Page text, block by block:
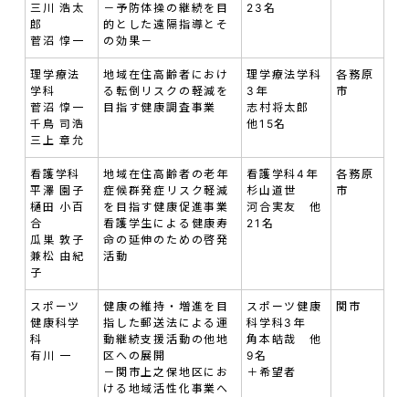
三川 浩太
郎
菅沼 惇一
－予防体操の継続を目
的とした遠隔指導とそ
の効果－
23名
理学療法
学科
菅沼 惇一
千鳥 司浩
三上 章允
地域在住高齢者におけ
る転倒リスクの軽減を
目指す健康調査事業
理学療法学科
3年
志村将太郎
他15名
各務原
市
看護学科
平澤 園子
樋田 小百
合
瓜巣 敦子
兼松 由紀
子
地域在住高齢者の老年
症候群発症リスク軽減
を目指す健康促進事業
看護学生による健康寿
命の延伸のための啓発
活動
看護学科4年
杉山道世
河合実友 他
21名
各務原
市
スポーツ
健康科学
科
有川 一
健康の維持・増進を目
指した郵送法による運
動継続支援活動の他地
区への展開
－関市上之保地区にお
ける地域活性化事業へ
スポーツ健康
科学科3年
角本皓哉 他
9名
＋希望者
関市